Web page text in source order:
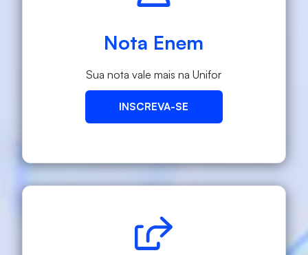
Nota Enem
Sua nota vale mais na Unifor
INSCREVA-SE